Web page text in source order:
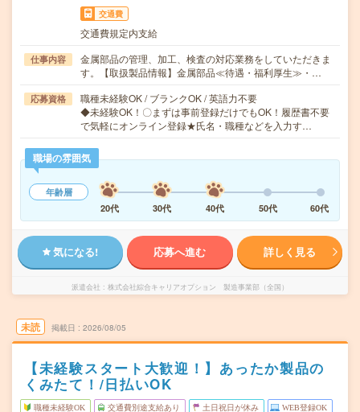
交通費
交通費規定内支給
仕事内容
金属部品の管理、加工、検査の対応業務をしていただきま
す。【取扱製品情報】金属部品≪待遇・福利厚生≫・…
応募資格
職種未経験OK / ブランクOK / 英語力不要
◆未経験OK！〇まずは事前登録だけでもOK！履歴書不要
で気軽にオンライン登録★氏名・職種などを入力す…
職場の雰囲気
年齢層
20代
30代 40代 50代 60代
気になる! 応募へ進む 詳しく見る
派遣会社 株式会社綜合キャリアオプション 製造事業部（全国）
未読 掲載日 2026/08/05
【未経験スタート大歓迎！】あったか製品の
くみたて！/日払いOK
職種未経験OK 交通費別途支給あり 土日祝日が休み WEB登録OK